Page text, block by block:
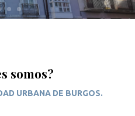
somos?
URBANA DE BURGOS.